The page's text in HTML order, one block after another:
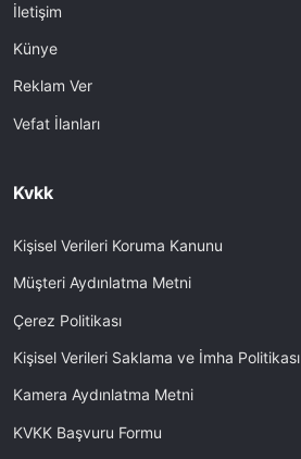
İletişim
Künye
Reklam Ver
Vefat İlanları
Kvkk
Kişisel Verileri Koruma Kanunu
Müşteri Aydınlatma Metni
Çerez Politikası
Kişisel Verileri Saklama ve İmha Politikası
Kamera Aydınlatma Metni
KVKK Başvuru Formu